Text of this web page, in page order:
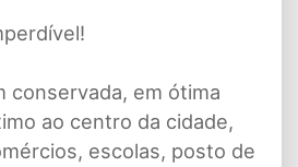
conservada, em ótima
ao centro da cidade,
escolas, posto de